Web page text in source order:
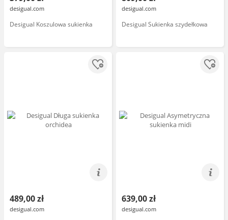
desigual.com
Desigual Koszulowa sukienka
desigual.com
Desigual Sukienka szydełkowa
489,00 zł
desigual.com
639,00 zł
desigual.com